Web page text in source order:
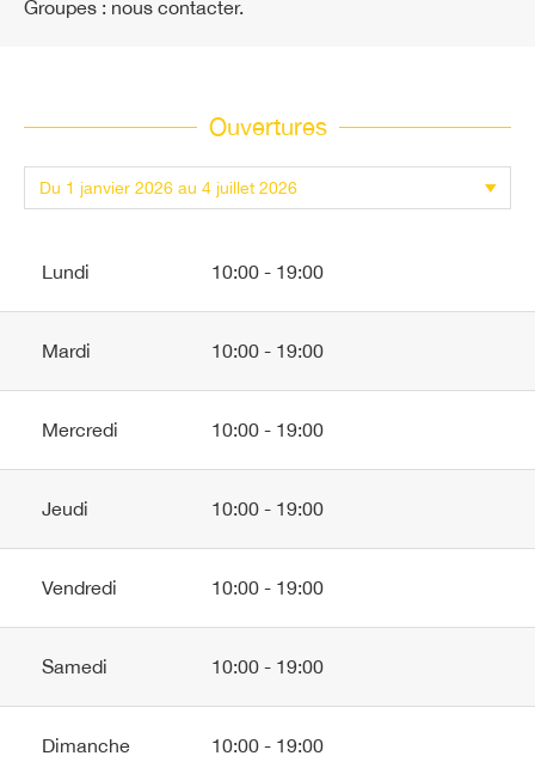
Groupes : nous contacter.
Ouvertures
Lundi 10:00 - 19:00
Mardi 10:00 - 19:00
Mercredi 10:00 - 19:00
Jeudi 10:00 - 19:00
Vendredi 10:00 - 19:00
Samedi 10:00 - 19:00
Dimanche 10:00 - 19:00